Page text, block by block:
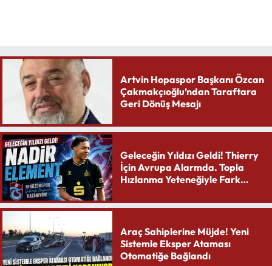
Artvin Hopaspor Başkanı Özcan
Çakmakçıoğlu’ndan Taraftara
Geri Dönüş Mesajı
Geleceğin Yıldızı Geldi! Thierry
İçin Avrupa Alarmda. Topla
Hızlanma Yeteneğiyle Fark
Araç Sahiplerine Müjde! Yeni
Sistemle Eksper Ataması
Otomatiğe Bağlandı